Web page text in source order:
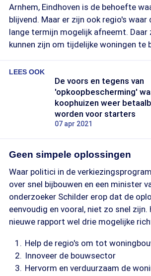
Arnhem, Eindhoven is de behoefte
blijvend. Maar er zijn ook regio's waar
lange termijn mogelijk afneemt.
kunnen zijn om tijdelijke woningen te
LEES OOK
De voors en tegens van
'opkoopbescherming'
koophuizen weer
worden voor starters
07 apr 2021
Geen simpele oplossingen
Waar politici in de
over snel bijbouwen en een minister
onderzoeker Schilder erop dat de
eenvoudig en vooral, niet zo snel
nieuwe rapport wel drie mogelijke
Help de regio's om tot
Innoveer de bouwsector
Hervorm en verduurzaam de